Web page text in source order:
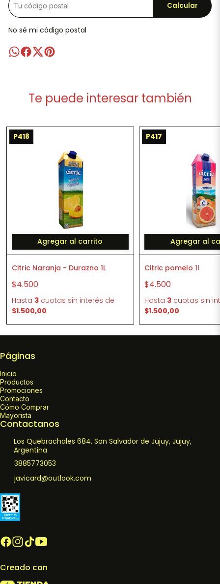
Calcular
No sé mi código postal
Te puede interesar también
P418
Agregar al carrito
Citric Naranja - Durazno 1L
$4.500
Hasta 3cuotas sin interés de
$1.500,00
P417
Agregar al
Citric pomelo 1l
$4.500
Hasta 3 cuotas sin
$1.500,00
Páginas
Inicio
Productos
Promociones
Contacto
Cómo Comprar
Mayorista
Contactanos
Los Quebrachales 684, San Salvador de Jujuy, Jujuy,
Argentina
3885773053
javicard@outlook.com
Creado con